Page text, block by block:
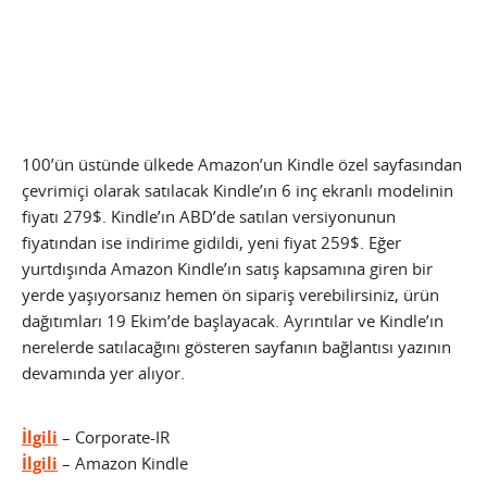
100’ün üstünde ülkede Amazon’un Kindle özel sayfasından
çevrimiçi olarak satılacak Kindle’ın 6 inç ekranlı modelinin
fiyatı 279$. Kindle’ın ABD’de satılan versiyonunun
fiyatından ise indirime gidildi, yeni fiyat 259$. Eğer
yurtdışında Amazon Kindle’ın satış kapsamına giren bir
yerde yaşıyorsanız hemen ön sipariş verebilirsiniz, ürün
dağıtımları 19 Ekim’de başlayacak. Ayrıntılar ve Kindle’ın
nerelerde satılacağını gösteren sayfanın bağlantısı yazının
devamında yer alıyor.
İlgili – Corporate-IR
İlgili – Amazon Kindle